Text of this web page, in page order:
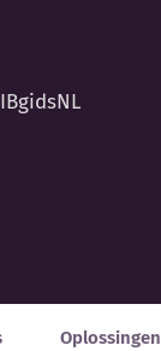
Oplossingen